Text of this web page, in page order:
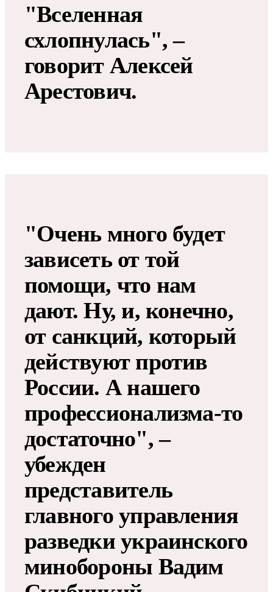
"Вселенная
схлопнулась", –
говорит Алексей
Арестович.
"Очень много будет
зависеть от той
помощи, что нам
дают. Ну, и, конечно,
от санкций, который
действуют против
России. А нашего
профессионализма-то
достаточно", –
убежден
представитель
главного управления
разведки украинского
минобороны Вадим